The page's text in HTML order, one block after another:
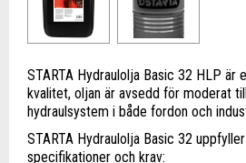
STARTA Hydraulolja Basic 32 HLP är
kvalitet, oljan är avsedd för moderat
hydraulsystem i både fordon och
STARTA Hydraulolja Basic 32
specifikationer och krav: